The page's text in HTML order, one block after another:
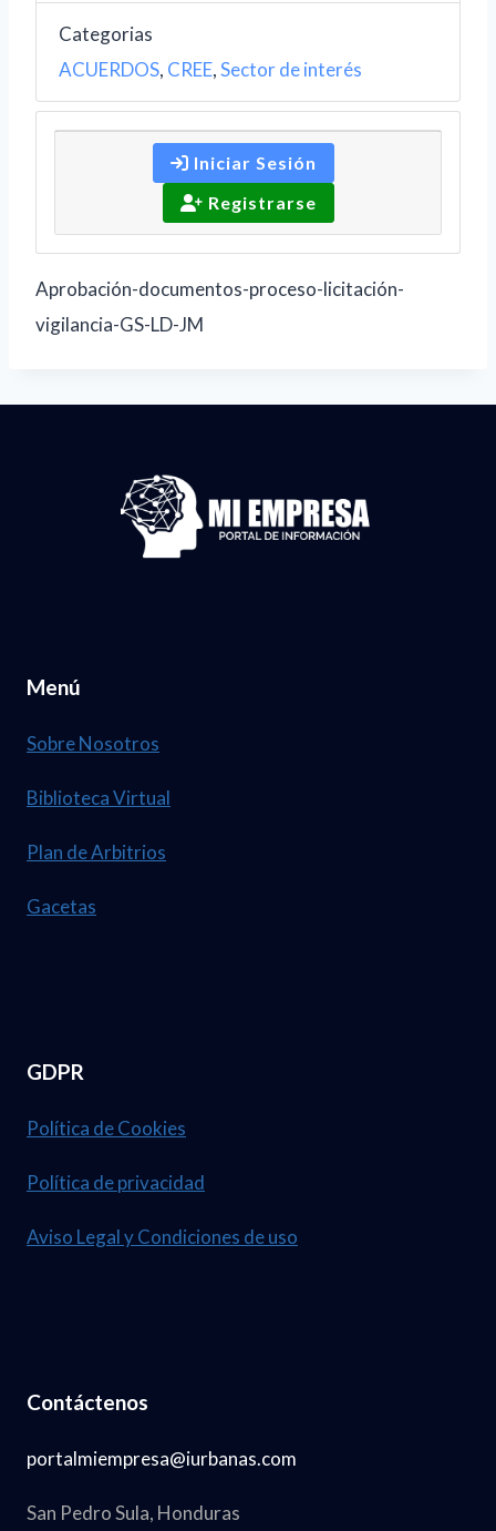
Categorias
ACUERDOS, CREE,Sector de interés
Iniciar Sesión
Registrarse
Aprobación-documentos-proceso-licitación-
vigilancia-GS-LD-JM
Menú
Sobre Nosotros
Biblioteca Virtual
Plan de Arbitrios
Gacetas
GDPR
Política de Cookies
Política de privacidad
Aviso Legal y Condiciones de uso
Contáctenos
portalmiempresa@iurbanas.com
San Pedro Sula, Honduras